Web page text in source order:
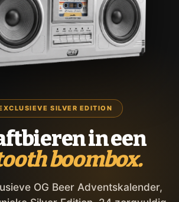
SILVER EDITION
in een
boombox.
OG Beer Adventskalender,